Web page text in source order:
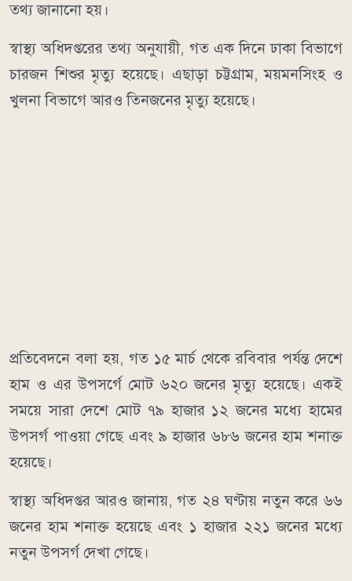
তথ্য জানানো হয়।
স্বাস্থ্য অধিদপ্তরের তথ্য অনুযায়ী, গত এক দিনে ঢাকা বিভাগে
চারজন শিশুর মৃত্যু হয়েছে। এছাড়া চট্টগ্রাম, ময়মনসিংহ ও
খুলনা বিভাগে আরও তিনজনের মৃত্যু হয়েছে।
প্রতিবেদনে বলা হয়, গত ১৫ মার্চ থেকে রবিবার পর্যন্ত দেশে
হাম ও এর উপসর্গে মোট ৬২০ জনের মৃত্যু হয়েছে। একই
সময়ে সারা দেশে মোট ৭৯ হাজার ১২ জনের মধ্যে হামের
উপসর্গ পাওয়া গেছে এবং ৯ হাজার ৬৮৬ জনের হাম শনাক্ত
হয়েছে।
স্বাস্থ্য অধিদপ্তর আরও জানায়, গত ২৪ ঘণ্টায় নতুন করে ৬৬
জনের হাম শনাক্ত হয়েছে এবং ১ হাজার ২২১ জনের মধ্যে
নতুন উপসর্গ দেখা গেছে।